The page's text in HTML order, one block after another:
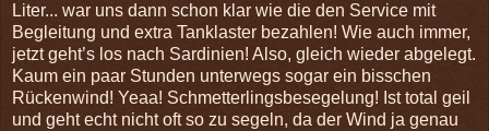
Liter... war uns dann schon klar wie die den Service mit
Begleitung und extra Tanklaster bezahlen! Wie auch immer,
jetzt geht’s los nach Sardinien! Also, gleich wieder abgelegt.
Kaum ein paar Stunden unterwegs sogar ein bisschen
Rückenwind! Yeaa! Schmetterlingsbesegelung! Ist total geil
und geht echt nicht oft so zu segeln, da der Wind ja genau